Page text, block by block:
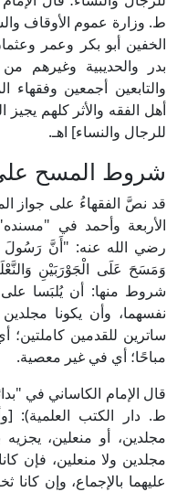
ط. وزارة عموم الأوقاف
الخفين أبو بكر وعمر
بدر والحديبية وغيرهم من
والتابعين أجمعين
أهل الفقه والأثر كلهم
للرجال والنساء] اهـ.
شروط المسح
قد نصَّ الفقهاءُ على جواز
الأربعة وأحمد في
رضي الله عنه: "أَنَّ رَسُولَ
وَمَسَحَ عَلَى الْجَوْرَبَيْنِ
شروط منها: أن يُلبَسا
نفسهما، وأن يكونا
ساترين للقدمين كاملتين؛
مباحًا؛ أي في غير معصية.
ط. دار الكتب العلمية):
مجلدين، أو منعلين،
مجلدين ولا منعلين، فإن
عليهما بالإجماع، وإن كانا